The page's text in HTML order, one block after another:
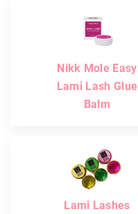
Nikk Mole Easy
Lami Lash Glue
Balm
Lami Lashes